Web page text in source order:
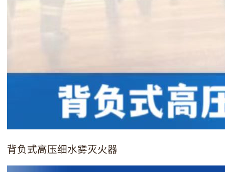
背负式高压细水雾灭火器